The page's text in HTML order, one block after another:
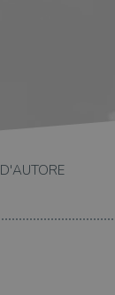
D'AUTORE